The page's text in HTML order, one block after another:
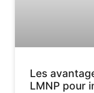
Les
LMNP pour